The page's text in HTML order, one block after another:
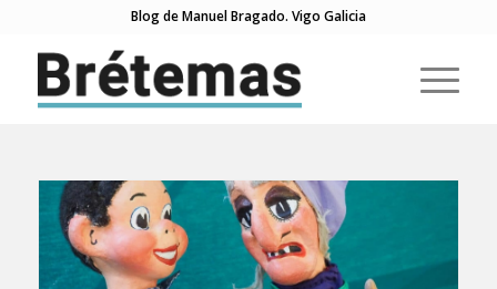
Blog de Manuel Bragado. Vigo Galicia